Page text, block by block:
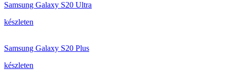
Samsung Galaxy S20 Ultra
készleten
Samsung Galaxy S20 Plus
készleten